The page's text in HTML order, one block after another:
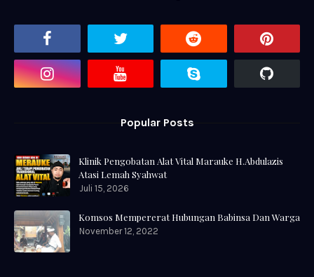
Popular Posts
Klinik Pengobatan Alat Vital Marauke H.Abdulazis
Atasi Lemah Syahwat
Juli 15, 2026
Komsos Mempererat Hubungan Babinsa Dan Warga
November 12, 2022